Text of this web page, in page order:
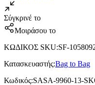
Σύγκρινέ το
Μοιράσου το
ΚΩΔΙΚΟΣ SKU:SF-
Κατασκευαστής:Bag to Bag
Κωδικός:SASA-9960-13-